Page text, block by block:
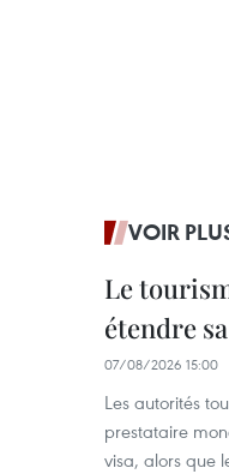
VOIR
Le
étendre
07/08/2026 15:00
Les autorités
prestataire
visa, alors que